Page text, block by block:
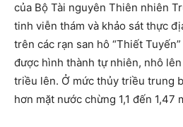
của Bộ Tài nguyên Thiên nhiên
tinh viễn thám và khảo sát thực
trên các rạn san hô “Thiết Tuyến”
được hình thành tự nhiên, nhô
triều lên. Ở mức thủy triều trung
hơn mặt nước chừng 1,1 đến 1,47